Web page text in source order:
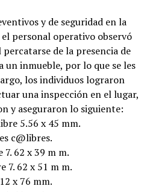
y de seguridad en la
personal operativo observó
de la presencia de
un inmueble, por lo que se les
los individuos lograron
una inspección en el lugar,
y aseguraron lo siguiente:
5.56 x 45 mm.
c@libres.
7. 62 x 39 m m.
7. 62 x 51 m m.
x 76 mm.